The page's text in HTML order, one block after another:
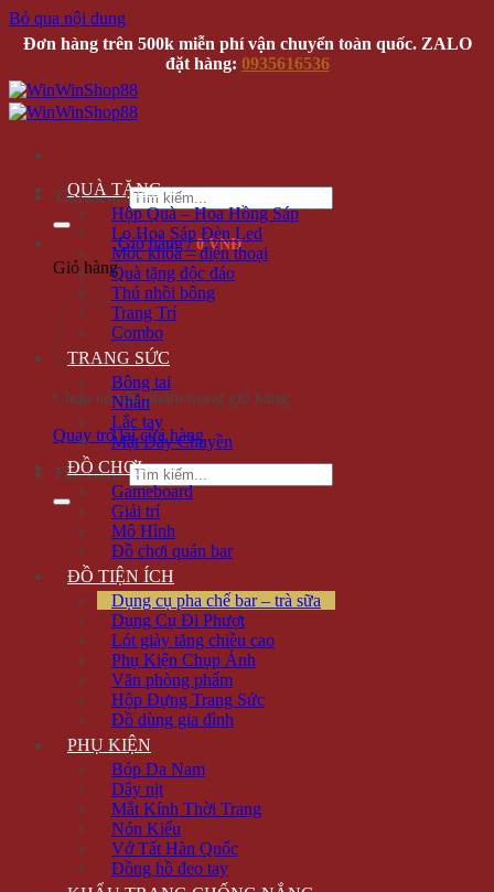
Bỏ qua nội dung
Đơn hàng trên 500k miễn phí vận chuyển toàn quốc. ZALO
đặt hàng: 0935616536
Tìm kiếm:
Giỏ hàng /0 VNĐ
Giỏ hàng
Chưa có sản phẩm trong giỏ hàng.
Quay trở lại cửa hàng
Tìm kiếm:
QUÀ TẶNG
Hộp Quà – Hoa Hồng Sáp
Lọ Hoa Sáp Đèn Led
Móc khóa – điện thoại
Quà tặng độc đáo
Thú nhồi bông
Trang Trí
Combo
TRANG SỨC
Bông tai
Nhẫn
Lắc tay
Mặt Dây Chuyền
ĐỒ CHƠI
Gameboard
Giải trí
Mô Hình
Đồ chơi quán bar
ĐỒ TIỆN ÍCH
Dụng cụ pha chế bar – trà sữa
Dụng Cụ Đi Phượt
Lót giày tăng chiều cao
Phụ Kiện Chụp Ảnh
Văn phòng phẩm
Hộp Đựng Trang Sức
Đồ dùng gia đình
PHỤ KIỆN
Bóp Da Nam
Dây nịt
Mắt Kính Thời Trang
Nón Kiểu
Vớ Tất Hàn Quốc
Đồng hồ đeo tay